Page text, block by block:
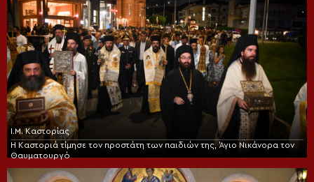
Ι.Μ. Καστορίας
Η Καστοριά τίμησε τον προστάτη των παιδιών της, Άγιο Νικάνορα τον
Θαυματουργό